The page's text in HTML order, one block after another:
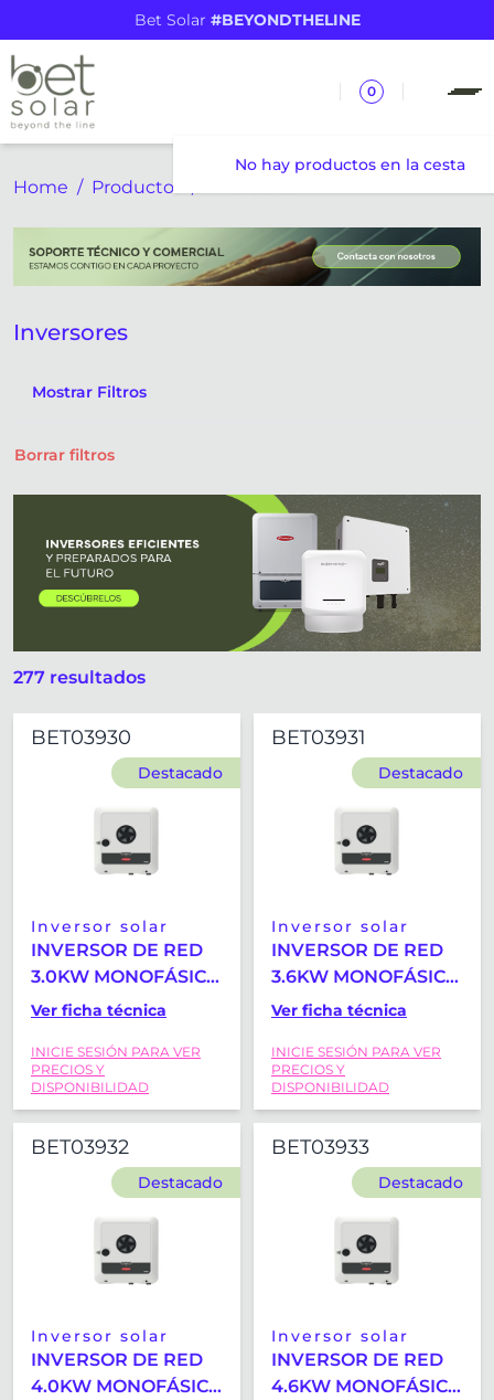
Bet Solar #BEYONDTHELINE
0
No hay productos en la cesta
Home Productos
Inversores
Mostrar Filtros
Borrar filtros
Accesorio inversores
277 resultados
BET03930
Destacado
Inversor solar
INVERSOR DE RED
3.0KW MONOFÁSICO
HÍBRIDO FRONIUS
PLUS
Ver ficha técnica
INICIE SESIÓN PARA VER
PRECIOS Y
DISPONIBILIDAD
BET03931
Destacado
Inversor solar
INVERSOR DE RED
3.6KW MONOFÁSICO
HÍBRIDO FRONIUS
PLUS
Ver ficha técnica
INICIE SESIÓN PARA VER
PRECIOS Y
DISPONIBILIDAD
BET03932
Destacado
Inversor solar
INVERSOR DE RED
4.0KW MONOFÁSICO
BET03933
Destacado
Inversor solar
INVERSOR DE RED
4.6KW MONOFÁSICO